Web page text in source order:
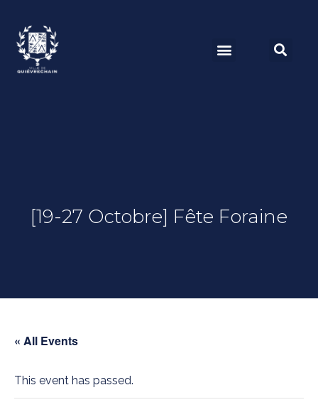
[19-27 Octobre] Fête Foraine
« All Events
This event has passed.